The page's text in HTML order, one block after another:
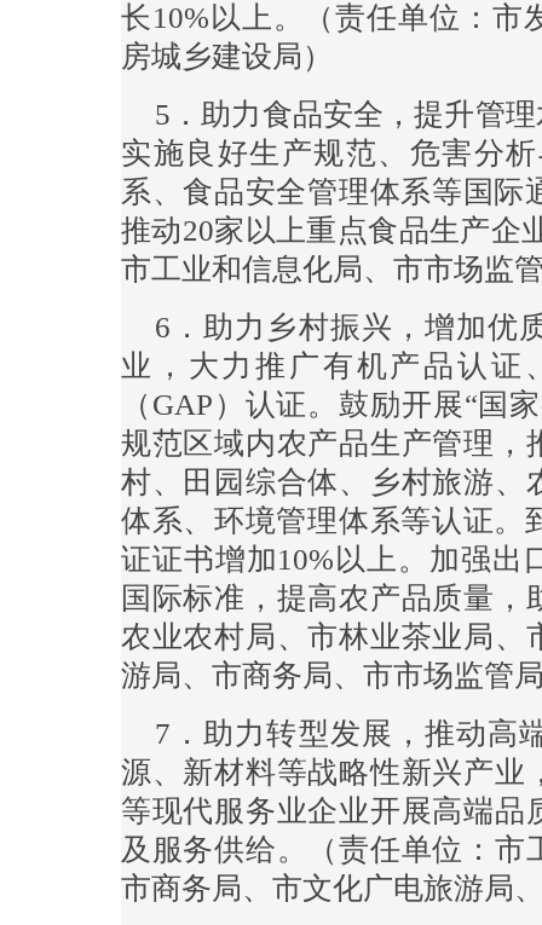
长10%以上。（责任单位：市
房城乡建设局）
5．助力食品安全，提升管
实施良好生产规范、危害分
系、食品安全管理体系等国际
推动20家以上重点食品生产企
市工业和信息化局、市市场监
6．助力乡村振兴，增加优
业，大力推广有机产品认证
（GAP）认证。鼓励开展“国
规范区域内农产品生产管理，
村、田园综合体、乡村旅游、
体系、环境管理体系等认证。
证证书增加10%以上。加强出
国际标准，提高农产品质量
农业农村局、市林业茶业局、
游局、市商务局、市市场监管
7．助力转型发展，推动高
源、新材料等战略性新兴产业
等现代服务业企业开展高端品
及服务供给。（责任单位：
市商务局、市文化广电旅游局